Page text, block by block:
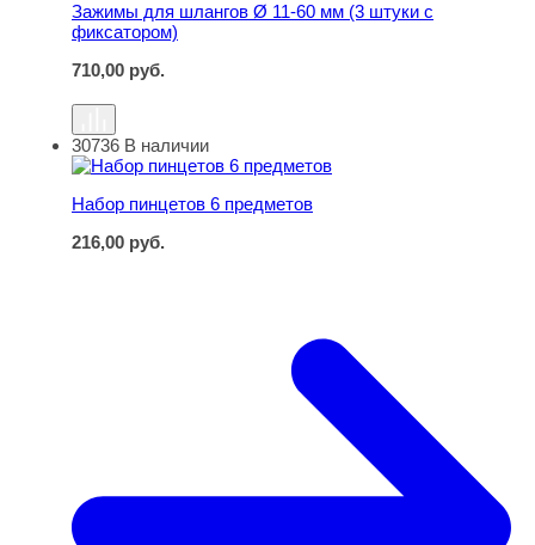
Зажимы для шлангов Ø 11-60 мм (3 штуки с
фиксатором)
710,00 руб.
Набор пинцетов 6 пpедметов
30736 В наличии
Набор пинцетов 6 пpедметов
216,00 руб.